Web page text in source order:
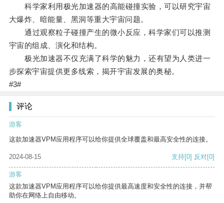
科学家利用极光加速器的高能碰撞实验，可以研究宇宙
大爆炸、暗能量、黑洞等重大宇宙问题。
通过观察粒子碰撞产生的微小反应，科学家们可以推测
宇宙的组成、演化和结构。
极光加速器不仅充满了科学的魅力，还有望为人类进一
步探索宇宙提供更多线索，揭开宇宙发展的奥秘。
#3#
评论
游客
这款加速器VPM应用程序可以给你提供全球覆盖和最高安全性的连接。
2024-08-15 支持[0] 反对[0]
游客
这款加速器VPM应用程序可以给你提供最高速度和安全性的连接，并帮
助你在网络上自由移动。